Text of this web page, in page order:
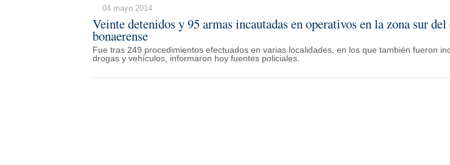
04 mayo 2014
Veinte detenidos y 95 armas incautadas en operativos en la zona sur
bonaerense
Fue tras 249 procedimientos efectuados en varias localidades, en los que también fueron
drogas y vehículos, informaron hoy fuentes policiales.